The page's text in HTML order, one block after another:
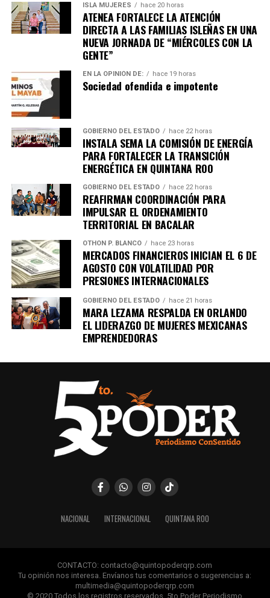
ISLA MUJERES hace 20 horas
ATENEA FORTALECE LA ATENCIÓN
DIRECTA A LAS FAMILIAS ISLEÑAS EN UNA
NUEVA JORNADA DE “MIÉRCOLES CON LA
GENTE”
EN LA OPINIÓN DE: hace 19 horas
Sociedad ofendida e impotente
GOBIERNO DEL ESTADO hace 22 horas
INSTALA SEMA LA COMISIÓN DE ENERGÍA
PARA FORTALECER LA TRANSICIÓN
ENERGÉTICA EN QUINTANA ROO
GOBIERNO DEL ESTADO hace 22 horas
REAFIRMAN COORDINACIÓN PARA
IMPULSAR EL ORDENAMIENTO
TERRITORIAL EN BACALAR
OTHON P. BLANCO hace 23 horas
MERCADOS FINANCIEROS INICIAN EL 6 DE
AGOSTO CON VOLATILIDAD POR
PRESIONES INTERNACIONALES
GOBIERNO DEL ESTADO hace 21 horas
MARA LEZAMA RESPALDA EN ORLANDO
EL LIDERAZGO DE MUJERES MEXICANAS
EMPRENDEDORAS
NACIONAL INTERNACIONAL QUINTANA ROO
CONTACTO: contacto@quintopoderqrp.com
Tu opinión nos interesa. Envíanos tus comentarios o sugerencias a:
multimedia@quintopoderqrp.com
© 2020 Todos los registros reservados. 5to Poder Periodismo